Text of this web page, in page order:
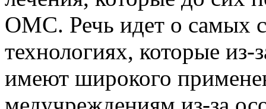
ОМС. Речь идет о самых
технологиях, которые
имеют широкого